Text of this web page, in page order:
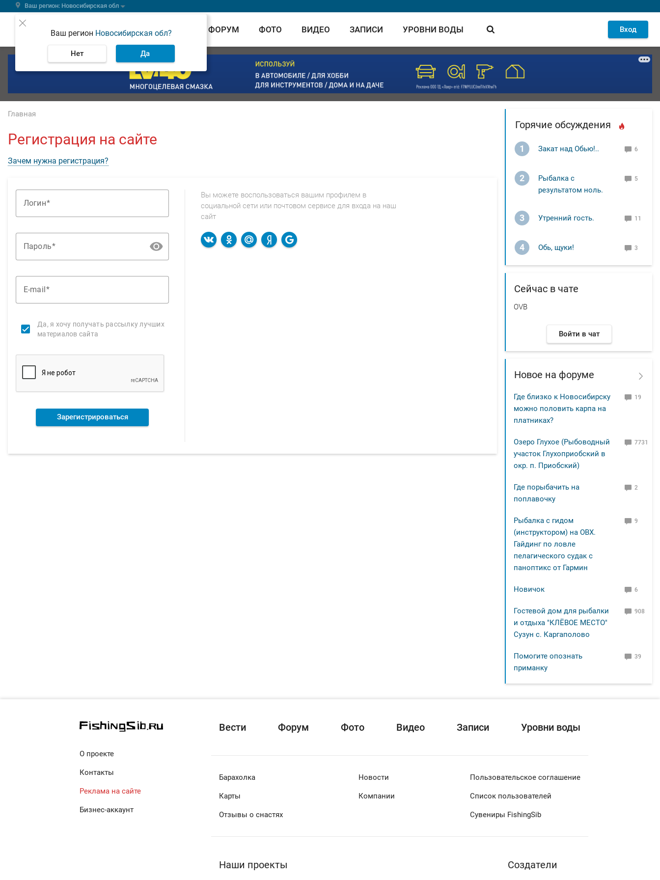
Ваш регион: Новосибирская обл
Ваш регион Новосибирская обл?
Нет Да
ВЕСТИ ФОРУМ ФОТО ВИДЕО ЗАПИСИ УРОВНИ ВОДЫ Вход
Главная
Регистрация на сайте
Зачем нужна регистрация?
Логин
Пароль
E-mail
Да, я хочу получать рассылку лучших
материалов сайта
Зарегистрироваться
Вы можете воспользоваться вашим профилем в
социальной сети или почтовом сервисе для входа на наш
сайт
Горячие обсуждения
1 Закат над Обью!.. 6
2
Рыбалка с
результатом ноль.
5
3 Утренний гость. 11
4 Обь, щуки! 3
Сейчас в чате
OVB
Войти в чат
Новое на форуме
Где близко к Новосибирску
можно половить карпа на
платниках?
19
Озеро Глухое (Рыбоводный
участок Глухоприобский в
окр. п. Приобский)
7731
Где порыбачить на
поплавочку
2
Рыбалка с гидом
(инструктором) на ОВХ.
Гайдинг по ловле
пелагического судак с
паноптикс от Гармин
9
Новичок 6
Гостевой дом для рыбалки
и отдыха "КЛЁВОЕ МЕСТО"
Сузун с. Каргаполово
908
Помогите опознать
приманку
39
О проекте
Контакты
Реклама на сайте
Бизнес-аккаунт
Вести Форум Фото Видео Записи Уровни воды
Барахолка
Карты
Отзывы о снастях
Новости
Компании
Пользовательское соглашение
Список пользователей
Сувениры FishingSib
Наши проекты Cоздатели